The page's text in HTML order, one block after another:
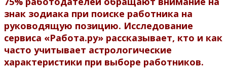
знак зодиака при поиске работника на
руководящую позицию. Исследование
сервиса «Работа.ру» рассказывает, кто и как
часто учитывает астрологические
характеристики при выборе работников.